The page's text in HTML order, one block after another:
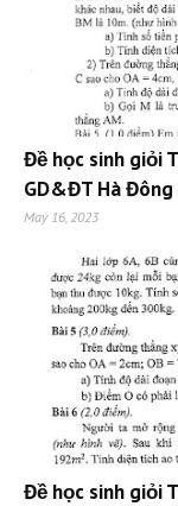
Đề học sinh giỏi
GD&ĐT Hà Đông
May 16, 2023
Đề học sinh giỏi